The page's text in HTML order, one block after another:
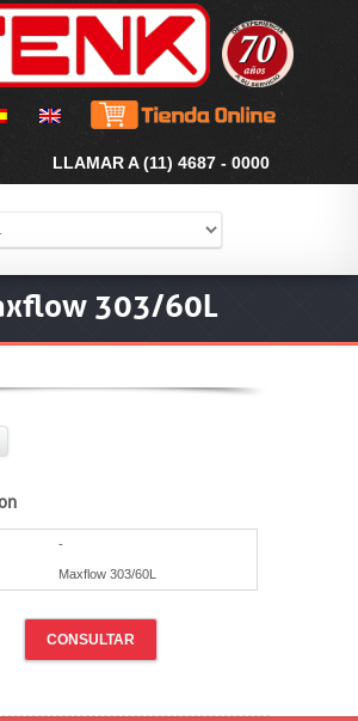
LLAMAR A (11) 4687 - 0000
303/60L
-
Maxflow 303/60L
CONSULTAR